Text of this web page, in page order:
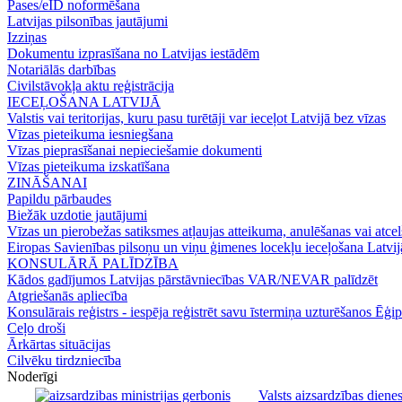
Pases/eID noformēšana
Latvijas pilsonības jautājumi
Izziņas
Dokumentu izprasīšana no Latvijas iestādēm
Notariālās darbības
Civilstāvokļa aktu reģistrācija
IECEĻOŠANA LATVIJĀ
Valstis vai teritorijas, kuru pasu turētāji var ieceļot Latvijā bez vīzas
Vīzas pieteikuma iesniegšana
Vīzas pieprasīšanai nepieciešamie dokumenti
Vīzas pieteikuma izskatīšana
ZINĀŠANAI
Papildu pārbaudes
Biežāk uzdotie jautājumi
Vīzas un pierobežas satiksmes atļaujas atteikuma, anulēšanas vai
Eiropas Savienības pilsoņu un viņu ģimenes locekļu ieceļošana
KONSULĀRĀ PALĪDZĪBA
Kādos gadījumos Latvijas pārstāvniecības VAR/NEVAR palīdzēt
Atgriešanās apliecība
Konsulārais reģistrs - iespēja reģistrēt savu īstermiņa uzturēšanos
Ceļo droši
Ārkārtas situācijas
Cilvēku tirdzniecība
Noderīgi
Valsts aizsardzības